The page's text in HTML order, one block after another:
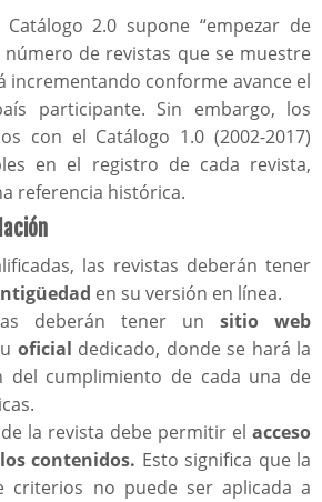
2.0 supone “empezar de
de revistas que se muestre
incrementando conforme avance el
participante. Sin embargo, los
con el Catálogo 1.0 (2002-2017)
en el registro de cada revista,
referencia histórica.
las revistas deberán tener
en su versión en línea.
deberán tener un sitio web
u oficial dedicado, donde se hará la
del cumplimiento de cada una de
la revista debe permitir el acceso
contenidos. Esto significa que la
criterios no puede ser aplicada a